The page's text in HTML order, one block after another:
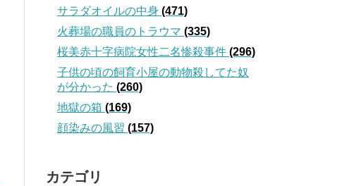
サラダオイルの中身 (471)
火葬場の職員のトラウマ (335)
桜美赤十字病院女性二名惨殺事件 (296)
子供の頃の飼育小屋の動物殺してた奴
が分かった (260)
地獄の箱 (169)
顔染みの風習 (157)
カテゴリ